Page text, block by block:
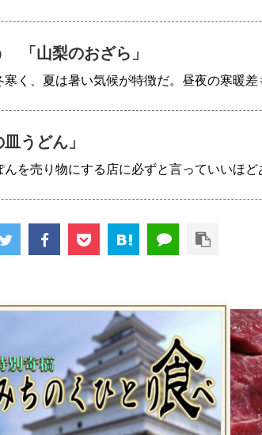
「山梨のおざら」
く、夏は暑い気候が特徴だ。昼夜の寒暖
うどん」
を売り物にする店に必ずと言っていいほ